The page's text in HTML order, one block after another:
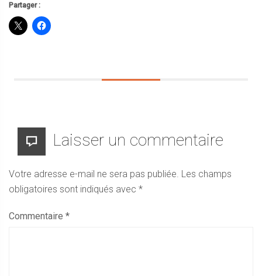
Partager :
Laisser un commentaire
Votre adresse e-mail ne sera pas publiée. Les champs
obligatoires sont indiqués avec *
Commentaire *